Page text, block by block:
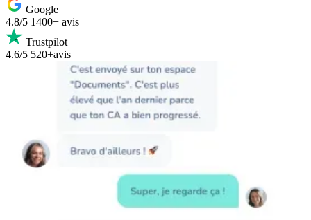
Google
4.8/5 1400+ avis
Trustpilot
4.6/5 520+avis